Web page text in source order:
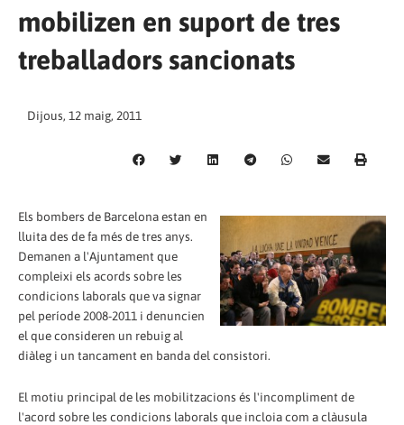
mobilizen en suport de tres
treballadors sancionats
Dijous, 12 maig, 2011
Els bombers de Barcelona estan en
lluita des de fa més de tres anys.
Demanen a l'Ajuntament que
compleixi els acords sobre les
condicions laborals que va signar
pel període 2008-2011 i denuncien
el que consideren un rebuig al
diàleg i un tancament en banda del consistori.
El motiu principal de les mobilitzacions és l'incompliment de
l'acord sobre les condicions laborals que incloia com a clàusula